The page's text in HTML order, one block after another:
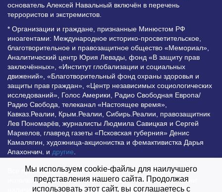
основатель Алексей Навальный включён в перечень
террористов и экстремистов.
* Организации и граждане, признанные Минюстом РФ
иноагентами: Международное историко-просветительское,
благотворительное и правозащитное общество «Мемориал»,
Аналитический центр Юрия Левады, фонд «В защиту прав
заключённых», «Институт глобализации и социальных
движений», «Благотворительный фонд охраны здоровья и
защиты прав граждан», «Центр независимых социологических
исследований», Голос Америки, Радио Свободная Европа/
Радио Свобода, телеканал «Настоящее время»,
Кавказ.Реалии, Крым.Реалии, Сибирь.Реалии, правозащитник
Лев Пономарёв, журналисты Людмила Савицкая и Сергей
Маркелов, главред газеты «Псковская губерния» Денис
Камалягин, художница-акционистка и фемактивистка Дарья
Апахончич. и другие
Все права защищены и охраняются законом. Любое
использование материалов сайта допустимо при условии
наличия активной гиперссылки на Vesti.UZ.
Мы используем cookie-файлы для наилучшего
представления нашего сайта. Продолжая
использовать этот сайт, вы соглашаетесь с